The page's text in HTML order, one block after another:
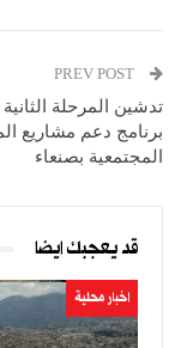
تدشين المرحلة
برنامج دعم مشاريع
المجتمعية بصنعاء
قد يعجبك ايضا
اخبار محلية